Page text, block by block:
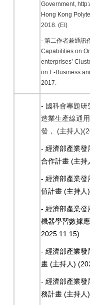
Government,
Hong Kong
2018. (EI)
- 第二作者兼通訊
Capabilities on
enterprises’
on E-Business
2017.
- 國科會專題研
造業生產線通
發，
(主持人
- 經濟部產業發
合作計畫 (主持
- 經濟部產業發
值計畫 (主持人
- 經濟部產業發
機器學習數據
2025.11.15)
- 經濟部產業發
畫 (主持人)
- 經濟部產業發
務計畫 (主持人